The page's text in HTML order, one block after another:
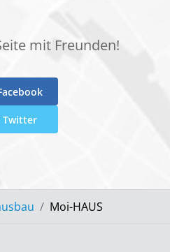
mit Freunden!
Twitter
Moi-HAUS